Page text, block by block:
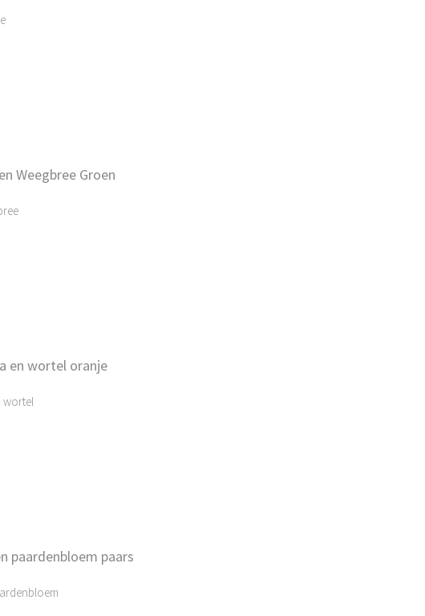
Weegbree Groen
en wortel oranje
wortel
paardenbloem paars